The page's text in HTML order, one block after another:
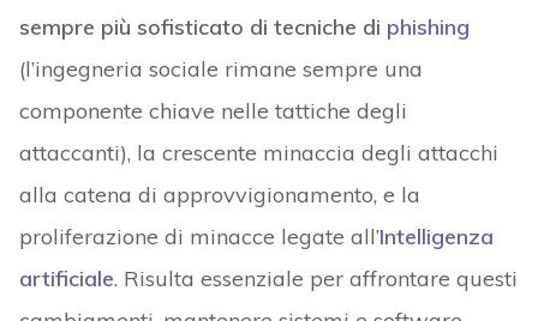
sempre più sofisticato di tecniche di phishing
(l’ingegneria sociale rimane sempre una
componente chiave nelle tattiche degli
attaccanti), la crescente minaccia degli attacchi
alla catena di approvvigionamento, e la
proliferazione di minacce legate all’Intelligenza
artificiale. Risulta essenziale per affrontare questi